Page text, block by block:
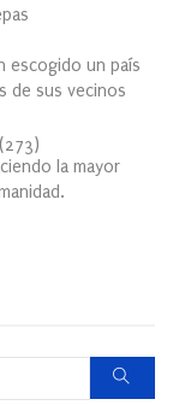
escogido un país
de sus vecinos
(273)
la mayor